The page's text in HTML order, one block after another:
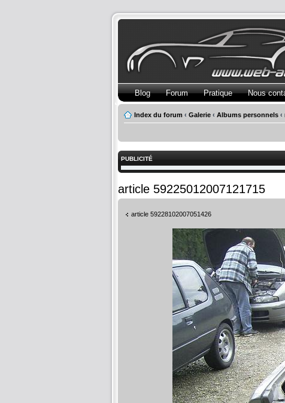
Blog Forum Pratique Nous
Index du forum ‹ Galerie ‹ Albums personnels ‹
PUBLICITÉ
article 59225012007121715
article 59228102007051426